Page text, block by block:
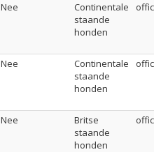
Nee
Continentale
staande
honden
Nee
Continentale
staande
honden
Nee
Britse
staande
honden